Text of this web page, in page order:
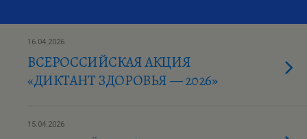
16.04.2026
ВСЕРОССИЙСКАЯ АКЦИЯ
«ДИКТАНТ ЗДОРОВЬЯ — 2026»
15.04.2026